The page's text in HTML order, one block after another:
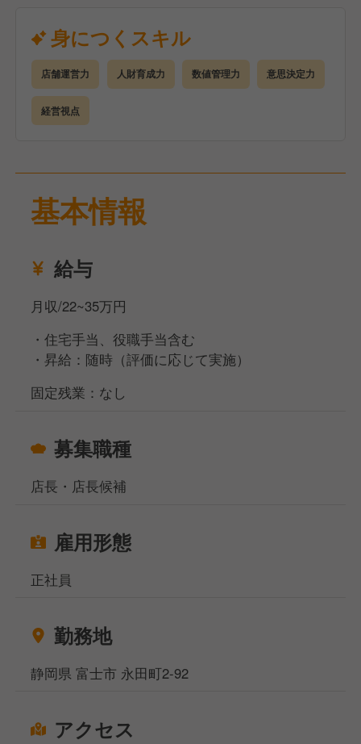
アルバイト・社員の育成、チームづくり
シフト作成、人員配置、人件費コントロール
売上・原価・利益など数値管理
発注・在庫・衛生・品質管理
サービス改善・業務改善の企画と実行
決められた運営をこなすだけでなく、自分の色を出し
た店舗づくりに挑戦できる環境です。
合があります。
身につくスキル
店舗運営力 人財育成力 数値管理力 意思決定力
経営視点
基本情報
給与
月収/22~35万円
・住宅手当、役職手当含む
・昇給：随時（評価に応じて実施）
固定残業：なし
募集職種
店長・店長候補
雇用形態
正社員
勤務地
静岡県 富士市 永田町2-92
アクセス